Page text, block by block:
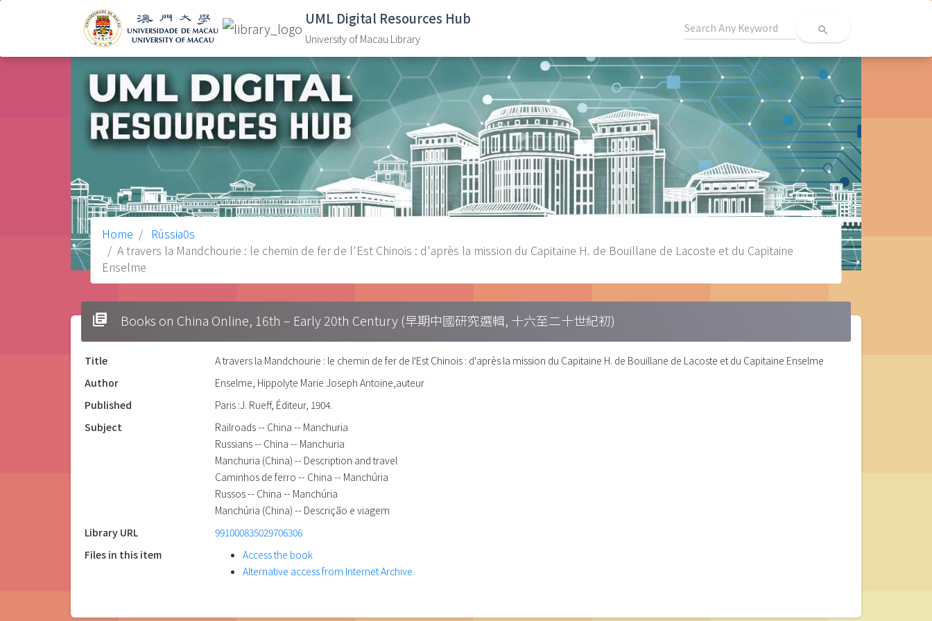
UML Digital Resources Hub
University of Macau Library
search
Home
Rússia0s
A travers la Mandchourie : le chemin de fer de l'Est Chinois : d'après la mission du Capitaine H. de Bouillane de Lacoste et du Capitaine
Enselme
library_books Books on China Online, 16th – Early 20th Century (早期中國研究選輯, 十六至二十世紀初)
Title
A travers la Mandchourie : le chemin de fer de l'Est Chinois : d'après la mission du Capitaine H. de Bouillane de Lacoste et du Capitaine Enselme
Author
Enselme, Hippolyte Marie Joseph Antoine,auteur
Published
Paris :J. Rueff, Éditeur, 1904.
Subject
Railroads -- China -- Manchuria
Russians -- China -- Manchuria
Manchuria (China) -- Description and travel
Caminhos de ferro -- China -- Manchúria
Russos -- China -- Manchúria
Manchúria (China) -- Descrição e viagem
Library URL
991000835029706306
Files in this item
Access the book
Alternative access from Internet Archive